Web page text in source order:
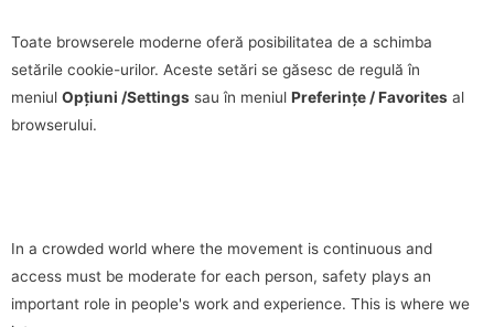
Toate browserele moderne oferă posibilitatea de a schimba
setările cookie-urilor. Aceste setări se găsesc de regulă în
meniul Opțiuni /Settings sau în meniul Preferințe / Favorites al
browserului.
In a crowded world where the movement is continuous and
access must be moderate for each person, safety plays an
important role in people's work and experience. This is where we